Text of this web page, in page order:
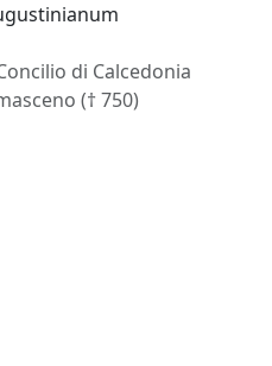
di Calcedonia
(† 750)